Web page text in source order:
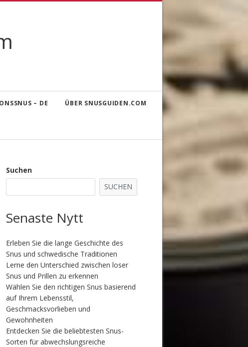
– DE ÜBER SNUSGUIDEN.COM
Suchen
SUCHEN
Senaste Nytt
Erleben Sie die lange Geschichte des
Snus und schwedische Traditionen
Lerne den Unterschied zwischen loser
Snus und Prillen zu erkennen
Wählen Sie den richtigen Snus basierend
auf Ihrem Lebensstil,
Geschmacksvorlieben und
Gewohnheiten
Entdecken Sie die beliebtesten Snus-
Sorten für abwechslungsreiche